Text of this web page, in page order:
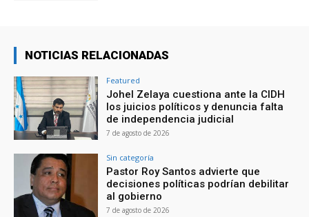
NOTICIAS RELACIONADAS
Featured
Johel Zelaya cuestiona ante la CIDH
los juicios políticos y denuncia falta
de independencia judicial
7 de agosto de 2026
Sin categoría
Pastor Roy Santos advierte que
decisiones políticas podrían debilitar
al gobierno
7 de agosto de 2026